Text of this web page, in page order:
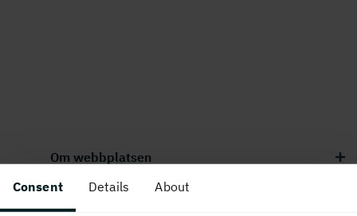
Consent Details About
Om webbplatsen